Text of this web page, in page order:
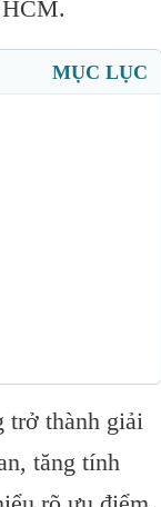
MỤC LỤC
trở thành giải
tăng tính